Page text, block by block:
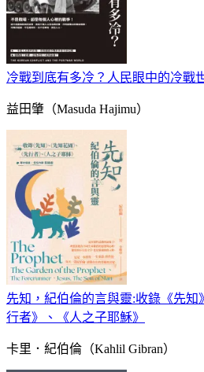
冷戰到底有多冷？人民眼中的冷戰
益田肇（Masuda Hajimu）
先知，紀伯倫的言與靈:收錄《先
行者》、《人之子耶穌》
卡里．紀伯倫（Kahlil Gibran）